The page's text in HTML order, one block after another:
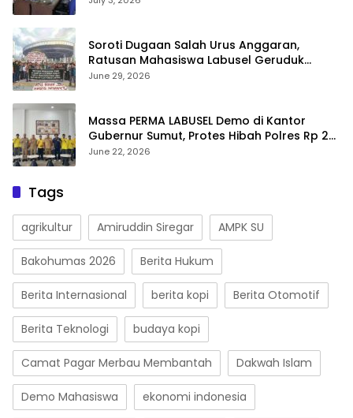
Soroti Dugaan Salah Urus Anggaran,
Ratusan Mahasiswa Labusel Geruduk
Kantor Gubernur Sumut Desak Pengusutan
June 29, 2026
Massa PERMA LABUSEL Demo di Kantor
Gubernur Sumut, Protes Hibah Polres Rp 25
M-Desak Pilkades
June 22, 2026
Tags
agrikultur Amiruddin Siregar AMPK SU
Bakohumas 2026 Berita Hukum
Berita Internasional berita kopi Berita Otomotif
Berita Teknologi budaya kopi
Camat Pagar Merbau Membantah Dakwah Islam
Demo Mahasiswa ekonomi indonesia